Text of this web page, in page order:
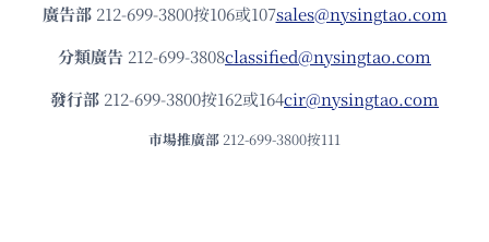
廣告部212-699-3800按106或107sales@nysingtao.com
分類廣告 212-699-3808classified@nysingtao.com
發⾏部 212-699-3800按162或164cir@nysingtao.com
市場推廣部 212-699-3800按111